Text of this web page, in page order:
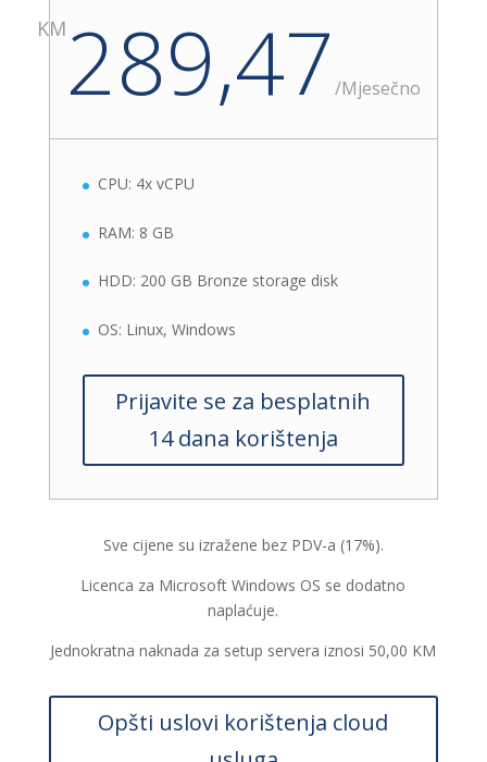
KM 289,47 /Mjesečno
CPU: 4x vCPU
RAM: 8 GB
HDD: 200 GB Bronze storage disk
OS: Linux, Windows
Prijavite se za besplatnih
14 dana korištenja
Sve cijene su izražene bez PDV-a (17%).
Licenca za Microsoft Windows OS se dodatno
naplaćuje.
Jednokratna naknada za setup servera iznosi 50,00 KM
Opšti uslovi korištenja cloud